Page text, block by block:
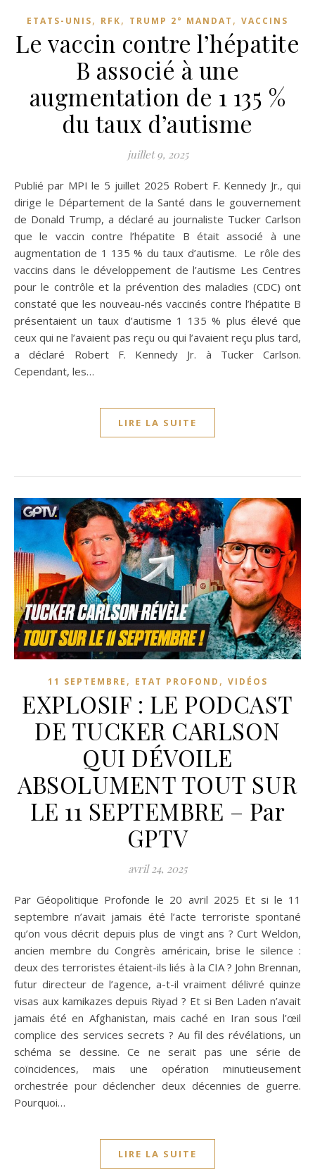
ETATS-UNIS, RFK, TRUMP 2° MANDAT , VACCINS
Le vaccin contre l’hépatite
B associé à une
augmentation de 1 135 %
du taux d’autisme
juillet 9, 2025
Publié par MPI le 5 juillet 2025 Robert F. Kennedy Jr., qui
dirige le Département de la Santé dans le gouvernement
de Donald Trump, a déclaré au journaliste Tucker Carlson
que le vaccin contre l’hépatite B était associé à une
augmentation de 1 135 % du taux d’autisme. Le rôle des
vaccins dans le développement de l’autisme Les Centres
pour le contrôle et la prévention des maladies (CDC) ont
constaté que les nouveau-nés vaccinés contre l’hépatite B
présentaient un taux d’autisme 1 135 % plus élevé que
ceux qui ne l’avaient pas reçu ou qui l’avaient reçu plus tard,
a déclaré Robert F. Kennedy Jr. à Tucker Carlson.
Cependant, les…
LIRE LA SUITE
11 SEPTEMBRE , ETAT PROFOND , VIDÉOS
EXPLOSIF : LE PODCAST
DE TUCKER CARLSON
QUI DÉVOILE
ABSOLUMENT TOUT SUR
LE 11 SEPTEMBRE – Par
GPTV
avril 24, 2025
Par Géopolitique Profonde le 20 avril 2025 Et si le 11
septembre n’avait jamais été l’acte terroriste spontané
qu’on vous décrit depuis plus de vingt ans ? Curt Weldon,
ancien membre du Congrès américain, brise le silence :
deux des terroristes étaient-ils liés à la CIA ? John Brennan,
futur directeur de l’agence, a-t-il vraiment délivré quinze
visas aux kamikazes depuis Riyad ? Et si Ben Laden n’avait
jamais été en Afghanistan, mais caché en Iran sous l’œil
complice des services secrets ? Au fil des révélations, un
schéma se dessine. Ce ne serait pas une série de
coïncidences, mais une opération minutieusement
orchestrée pour déclencher deux décennies de guerre.
Pourquoi…
LIRE LA SUITE